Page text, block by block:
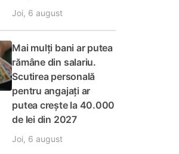
Joi, 6 august
Mai mulți bani ar putea
rămâne din salariu.
Scutirea personală
pentru angajați ar
putea crește la 40.000
de lei din 2027
Joi, 6 august